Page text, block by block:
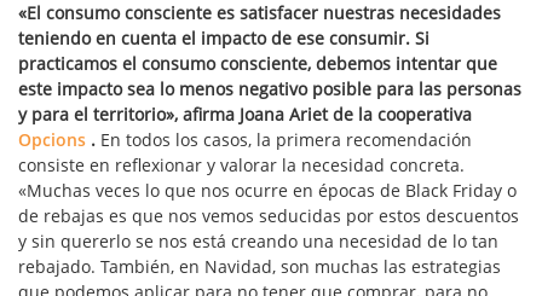
«El consumo consciente es satisfacer nuestras necesidades
teniendo en cuenta el impacto de ese consumir. Si
practicamos el consumo consciente, debemos intentar que
este impacto sea lo menos negativo posible para las personas
y para el territorio», afirma Joana Ariet de la cooperativa
Opcions . En todos los casos, la primera recomendación
consiste en reflexionar y valorar la necesidad concreta.
«Muchas veces lo que nos ocurre en épocas de Black Friday o
de rebajas es que nos vemos seducidas por estos descuentos
y sin quererlo se nos está creando una necesidad de lo tan
rebajado. También, en Navidad, son muchas las estrategias